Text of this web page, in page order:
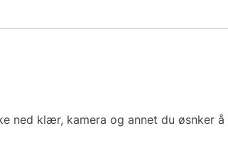
ned klær, kamera og annet du øsnker